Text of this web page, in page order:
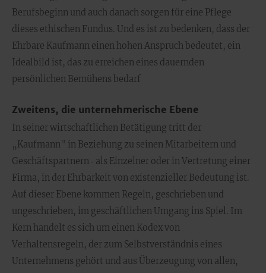
Berufsbeginn und auch danach sorgen für eine Pflege
dieses ethischen Fundus. Und es ist zu bedenken, dass der
Ehrbare Kaufmann einen hohen Anspruch bedeutet, ein
Idealbild ist, das zu erreichen eines dauernden
persönlichen Bemühens bedarf
Zweitens, die unternehmerische Ebene
In seiner wirtschaftlichen Betätigung tritt der
„Kaufmann" in Beziehung zu seinen Mitarbeitern und
Geschäftspartnern ‑ als Einzelner oder in Vertretung einer
Firma, in der Ehrbarkeit von existenzieller Bedeutung ist.
Auf dieser Ebene kommen Regeln, geschrieben und
ungeschrieben, im geschäftlichen Umgang ins Spiel. Im
Kern handelt es sich um einen Kodex von
Verhaltensregeln, der zum Selbstverständnis eines
Unternehmens gehört und aus Überzeugung von allen,